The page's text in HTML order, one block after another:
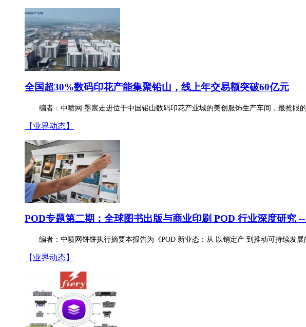
全国超30%数码印花产能集聚铅山，线上年交易额突破60亿元
编者：中喷网 墨宸走进位于中国铅山数码印花产业城的美创服饰生产车间，最抢
【业界动态】
POD专题第二期：全球图书出版与商业印刷 POD 行业深度研究
编者：中喷网饼饼执行摘要本报告为《POD 新业态：从 以销定产 到推动可持续发
【业界动态】